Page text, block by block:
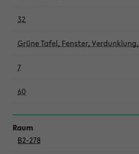
32
Grüne Tafel, Fenster,
7
60
B2-278